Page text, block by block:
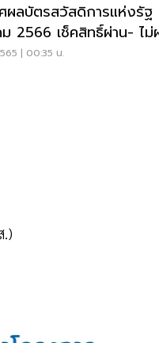
ผลบัตรสวัสดิการแห่งรัฐ
2566 เช็คสิทธิ์ผ่าน- ไม่
| 00:35 น.
.)